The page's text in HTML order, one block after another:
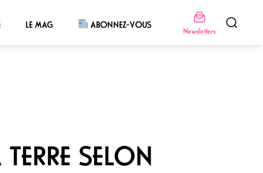
LE MAG ABONNEZ-VOUS
Newsletters
SELON